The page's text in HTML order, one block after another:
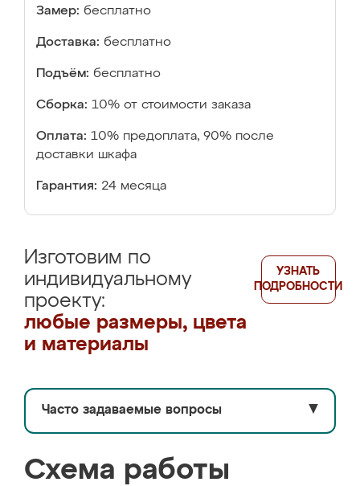
Замер: бесплатно
Доставка: бесплатно
Подъём: бесплатно
Сборка: 10% от стоимости заказа
Оплата: 10% предоплата, 90% после
доставки шкафа
Гарантия: 24 месяца
Изготовим по
индивидуальному
проекту:
любые размеры, цвета
и материалы
УЗНАТЬ
ПОДРОБНОСТИ
Часто задаваемые вопросы ▼
Схема работы